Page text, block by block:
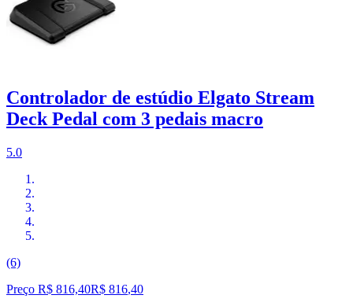
Controlador de estúdio Elgato Stream
Deck Pedal com 3 pedais macro
5.0
(6)
Preço R$ 816,40R$ 816,40